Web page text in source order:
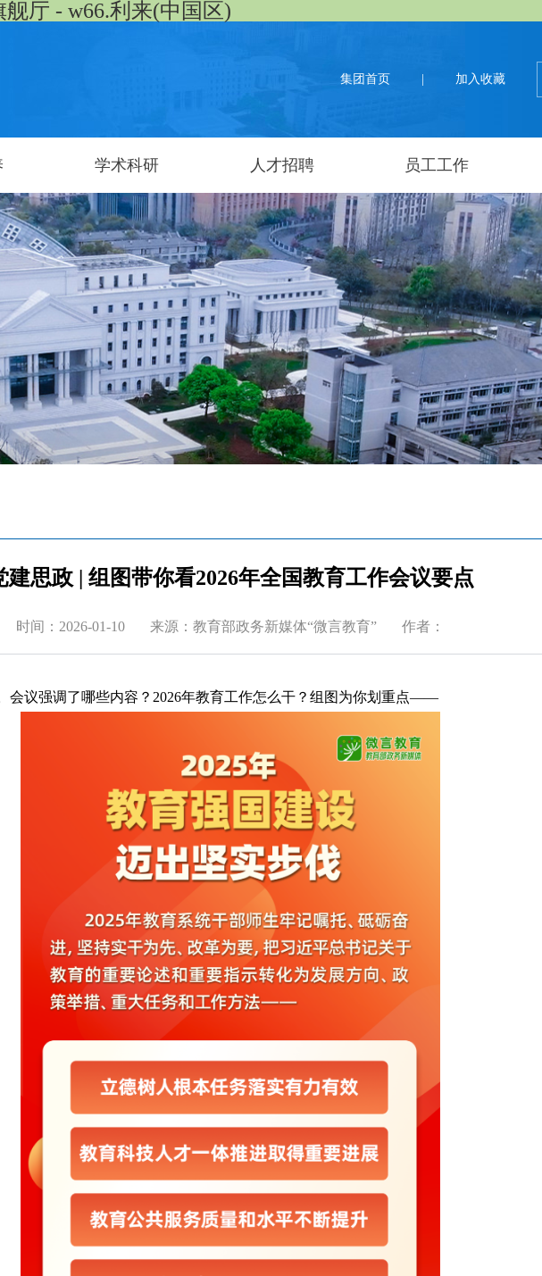
厅 - w66.利来(中国区)
集团首页 加入收藏
学术科研 人才招聘 员工工作
建思政 | 组图带你看2026年全国教育工作会议要点
时间：2026-01-10 来源：教育部政务新媒体“微言教育” 作者：
会议强调了哪些内容？2026年教育工作怎么干？组图为你划重点——